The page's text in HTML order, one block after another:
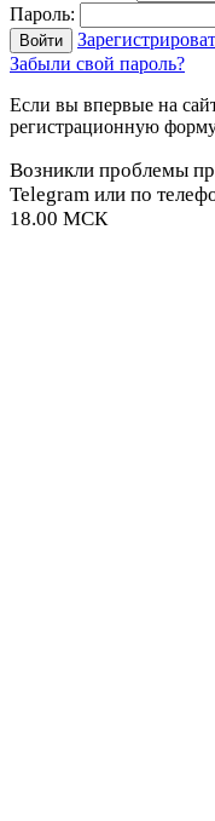
Пароль:
Забыли свой пароль?
Если вы впервые на
регистрационную
Возникли проблемы
Telegram или по
18.00 МСК